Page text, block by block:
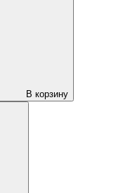
В корзину